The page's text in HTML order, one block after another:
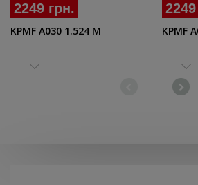
2249 грн.
KPMF A030 1.524 M KPMF